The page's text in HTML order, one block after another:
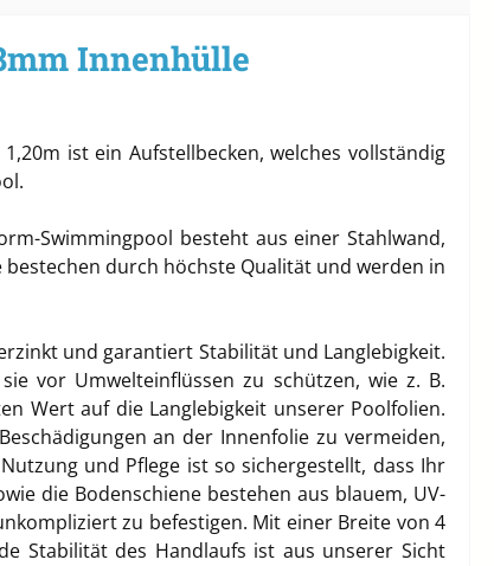
Innenhülle
ist ein Aufstellbecken, welches vollständig
Swimmingpool besteht aus einer Stahlwand,
durch höchste Qualität und werden in
und garantiert Stabilität und Langlebigkeit.
vor Umwelteinflüssen zu schützen, wie z. B.
Wert auf die Langlebigkeit unserer Poolfolien.
an der Innenfolie zu vermeiden,
und Pflege ist so sichergestellt, dass Ihr
die Bodenschiene bestehen aus blauem, UV-
zu befestigen. Mit einer Breite von 4
Stabilität des Handlaufs ist aus unserer Sicht